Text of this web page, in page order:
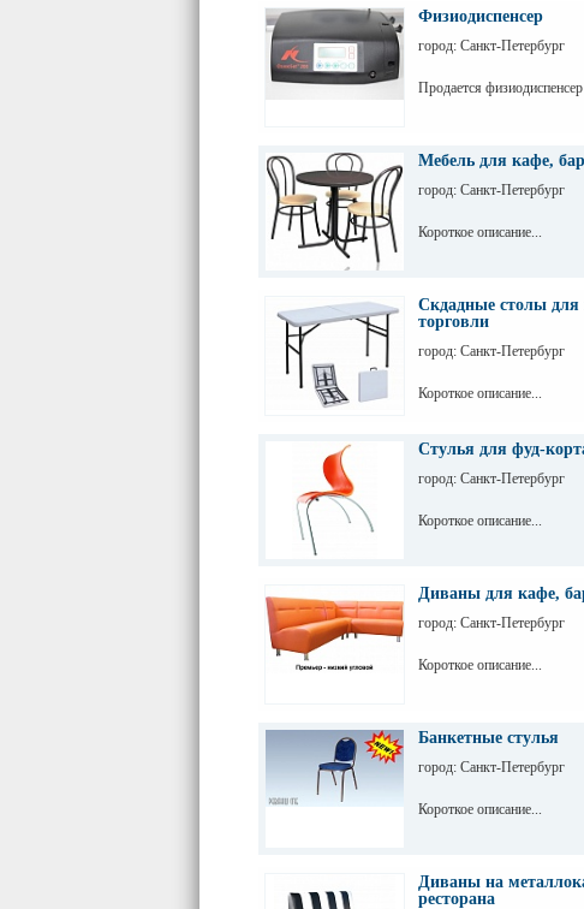
Физиодиспенсер
город: Санкт-Петербург
Продается физиодиспенсер
Мебель для кафе,
город: Санкт-Петербург
Короткое описание...
Скдадные столы для
торговли
город: Санкт-Петербург
Короткое описание...
Стулья для фуд-
город: Санкт-Петербург
Короткое описание...
Диваны для кафе,
город: Санкт-Петербург
Короткое описание...
Банкетные стулья
город: Санкт-Петербург
Короткое описание...
Диваны на
ресторана